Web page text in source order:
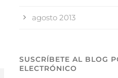
agosto 2013
SUSCRÍBETE AL BLOG
ELECTRÓNICO